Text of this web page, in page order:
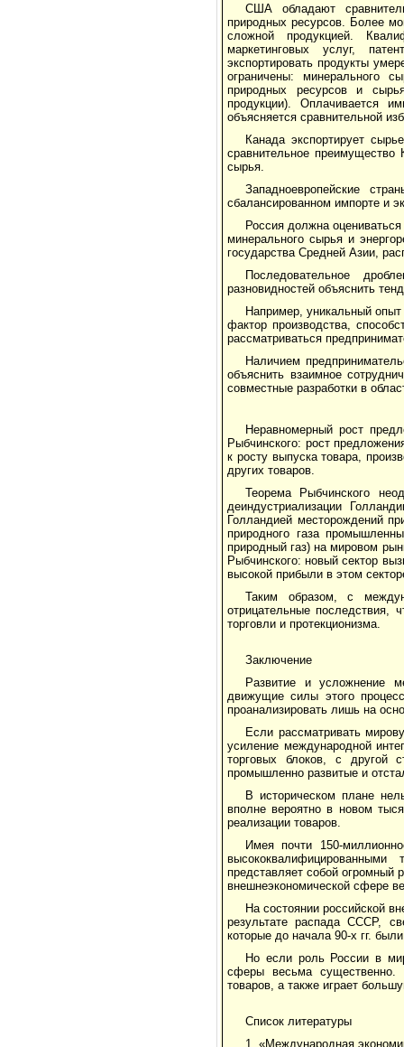
США обладают
природных ресурсов. Более
сложной продукцией.
маркетинговых услуг,
экспортировать продукты
ограничены: минерального
природных ресурсов и
продукции). Оплачивается
объясняется сравнительной
Канада экспортирует
сравнительное
сырья.
Западноевропейские
сбалансированном импорте и
Россия должна
минерального сырья и
государства Средней Азии,
Последовательное
разновидностей объяснить
Например, уникальный
фактор производства,
рассматриваться
Наличием
объяснить взаимное
совместные разработки в
Неравномерный рост
Рыбчинского: рост
к росту выпуска товара,
других товаров.
Теорема Рыбчинского
деиндустриализации
Голландией месторождений
природного газа
природный газ) на мировом
Рыбчинского: новый сектор
высокой прибыли в этом
Таким образом, с
отрицательные последствия,
торговли и протекционизма.
Заключение
Развитие и усложнение
движущие силы этого
проанализировать лишь на
Если рассматривать
усиление международной
торговых блоков, с другой
промышленно развитые и
В историческом плане
вполне вероятно в новом
реализации товаров.
Имея почти 150-
представляет собой огромный
внешнеэкономической сфере
На состоянии российской
результате распада СССР,
которые до начала 90-х гг.
Но если роль России в
сферы весьма существенно.
товаров, а также играет
Список литературы
1. «Международная